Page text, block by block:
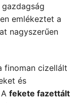
emlékeztet a
nagyszerűen
finoman cizellált
és
fekete fazettált